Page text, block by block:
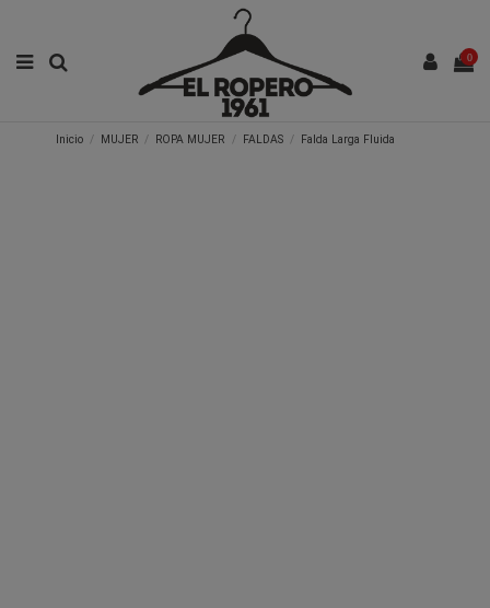
0
Inicio MUJER ROPA MUJER FALDAS Falda Larga Fluida